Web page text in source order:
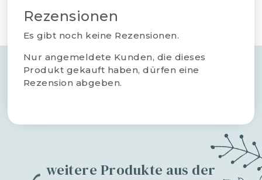
Rezensionen
Es gibt noch keine Rezensionen.
Nur angemeldete Kunden, die dieses
Produkt gekauft haben, dürfen eine
Rezension abgeben.
weitere Produkte aus der